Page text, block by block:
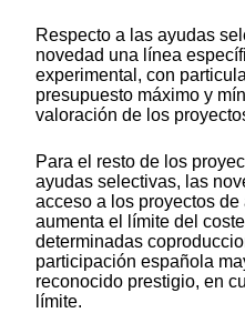
Respecto a las ayudas
novedad una línea
experimental, con
presupuesto máximo y
valoración de los
Para el resto de los
ayudas selectivas, las
acceso a los proyectos
aumenta el límite del
determinadas
participación española
reconocido prestigio, en
límite.